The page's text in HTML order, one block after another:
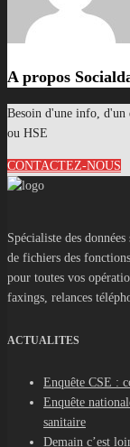
A propos
Besoin d'une info, d'un
ou HSE
CONTACTEZ-NOUS
Spécialiste des
de fichiers des
pour toutes vos
faxings, relances
ACTUALITES
Enquête CSE :
Enquête
sanitaire
Demain c’est